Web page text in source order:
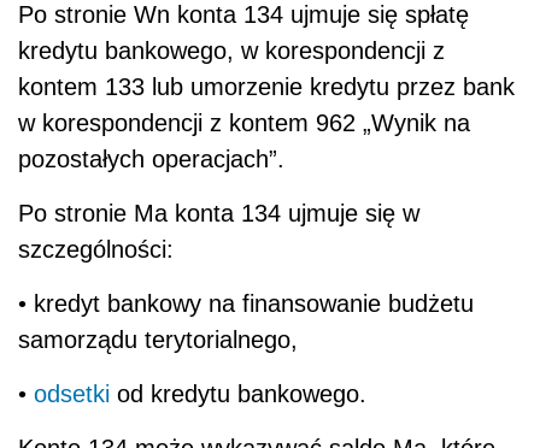
Po stronie Wn konta 134 ujmuje się spłatę
kredytu bankowego, w korespondencji z
kontem 133 lub umorzenie kredytu przez bank
w korespondencji z kontem 962 „Wynik na
pozostałych operacjach”.
Po stronie Ma konta 134 ujmuje się w
szczególności:
• kredyt bankowy na finansowanie budżetu
samorządu terytorialnego,
• odsetki od kredytu bankowego.